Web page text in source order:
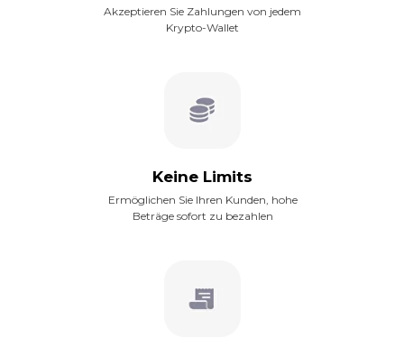
Akzeptieren Sie Zahlungen von jedem
Krypto-Wallet
Keine Limits
Ermöglichen Sie Ihren Kunden, hohe
Beträge sofort zu bezahlen